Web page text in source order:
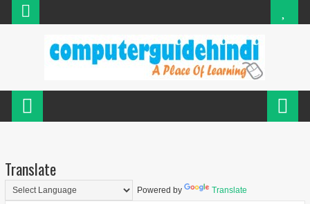
Translate
Powered by Translate